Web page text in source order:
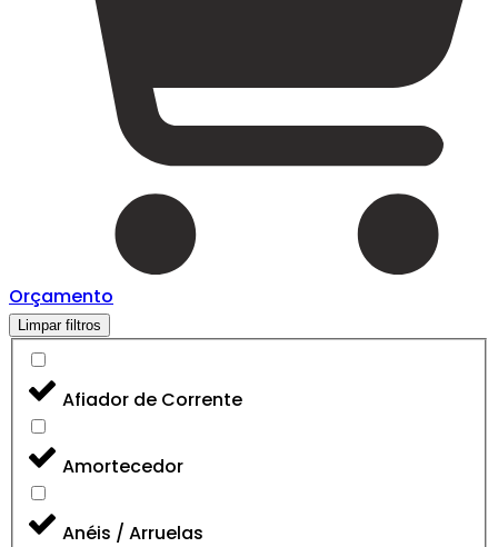
Orçamento
Limpar filtros
Afiador de Corrente
Amortecedor
Anéis / Arruelas